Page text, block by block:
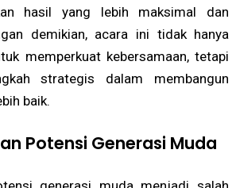
hasil yang lebih maksimal dan
demikian, acara ini tidak hanya
memperkuat kebersamaan, tetapi
strategis dalam membangun
baik.
Potensi Generasi Muda